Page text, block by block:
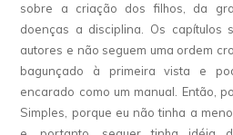
sobre a criação dos filhos, da
doenças a disciplina. Os capítulos
autores e não seguem uma ordem
bagunçado à primeira vista e
encarado como um manual. Então,
Simples, porque eu não tinha a